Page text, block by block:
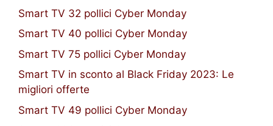
Smart TV 32 pollici Cyber Monday
Smart TV 40 pollici Cyber Monday
Smart TV 75 pollici Cyber Monday
Smart TV in sconto al Black Friday 2023: Le
migliori offerte
Smart TV 49 pollici Cyber Monday